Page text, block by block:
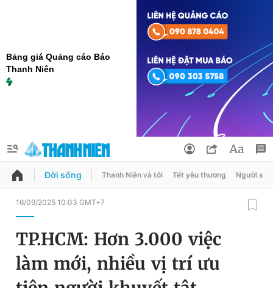
Bảng giá Quảng cáo Báo
Thanh Niên
QUẢNG CÁO ĐẶT BÁO
Chuyên mục
Đổi mật khẩu
Tin đã lưu
Đời sống Thanh Niên và tôi Tết yêu thương Người
16/09/2025 10:03 GMT+7
TP.HCM: Hơn 3.000 việc
làm mới, nhiều vị trí ưu